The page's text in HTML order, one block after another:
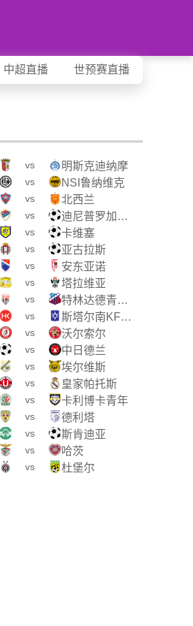
中超直播 世预赛直播
vs 明斯克迪纳摩
vs NSI鲁纳维克
vs 北西兰
vs 迪尼普罗加切夫
vs 卡维塞
vs 亚古拉斯
vs 安东亚诺
vs 塔拉维亚
vs 特林达德青年队
vs 斯塔尔南KFGU19
vs 沃尔索尔
vs 中日德兰
vs 埃尔维斯
vs 皇家帕托斯
vs 卡利博卡青年
vs 德利塔
vs 斯肯迪亚
vs 哈茨
vs 杜堡尔